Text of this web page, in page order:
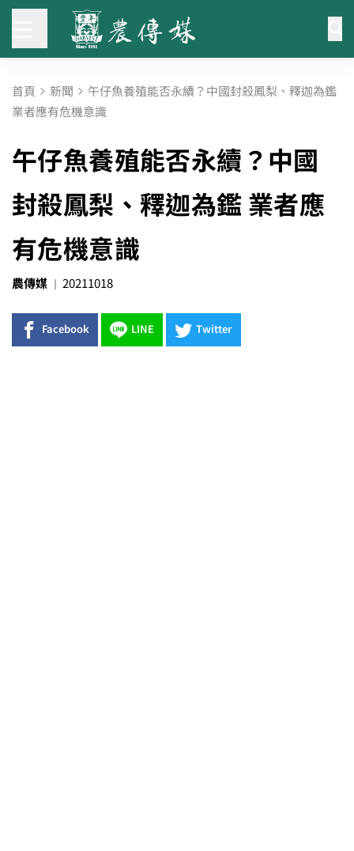
首頁 新聞 午仔魚養殖能否永續？中國封殺鳳梨、釋迦為鑑
業者應有危機意識
午仔魚養殖能否永續？中國
封殺鳳梨、釋迦為鑑 業者應
有危機意識
農傳媒 20211018
Facebook LINE Twitter